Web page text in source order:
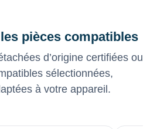
pièces compatibles
d’origine certifiées ou
sélectionnées,
à votre appareil.